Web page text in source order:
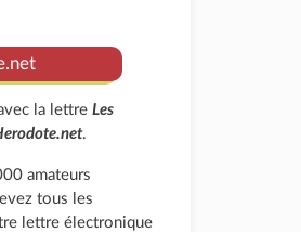
la lettreLes
.
amateurs
tous les
lettre électronique